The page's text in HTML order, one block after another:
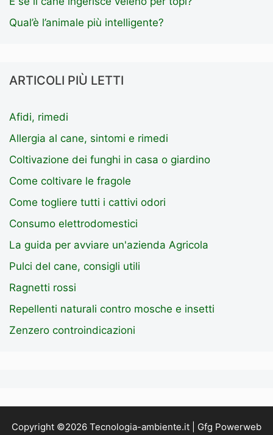
Qual’è l’animale più intelligente?
ARTICOLI PIÙ LETTI
Afidi, rimedi
Allergia al cane, sintomi e rimedi
Coltivazione dei funghi in casa o giardino
Come coltivare le fragole
Come togliere tutti i cattivi odori
Consumo elettrodomestici
La guida per avviare un'azienda Agricola
Pulci del cane, consigli utili
Ragnetti rossi
Repellenti naturali contro mosche e insetti
Zenzero controindicazioni
Copyright ©2026 Tecnologia-ambiente.it | Gfg Powerweb